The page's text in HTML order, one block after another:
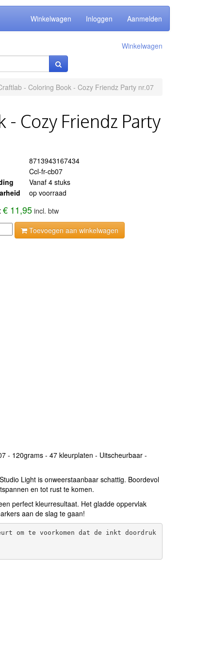
Winkelwagen Inloggen Aanmelden
Winkelwagen
- Coloring Book - Cozy Friendz Party nr.07
Cozy Friendz Party
8713943167434
Ccl-fr-cb07
Vanaf 4 stuks
op voorraad
€ 11,95 incl. btw
Toevoegen aan winkelwagen
- 120grams - 47 kleurplaten - Uitscheurbaar -
Light is onweerstaanbaar schattig. Boordevol
en tot rust te komen.
perfect kleurresultaat. Het gladde oppervlak
aan de slag te gaan!
om te voorkomen dat de inkt doordruk